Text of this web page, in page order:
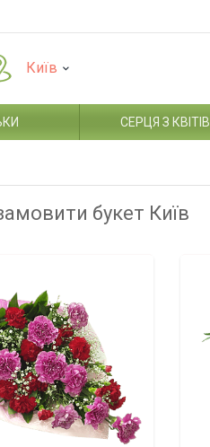
Київ
СЕРЦЯ З КВІТІВ
букет Київ